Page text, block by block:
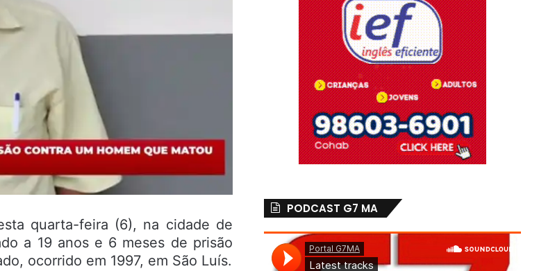
quarta-feira (6), na cidade de
a 19 anos e 6 meses de prisão
ocorrido em 1997, em São Luís.
PODCAST G7 MA